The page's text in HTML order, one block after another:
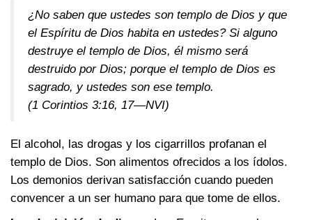
¿No saben que ustedes son templo de Dios y que
el Espíritu de Dios habita en ustedes? Si alguno
destruye el templo de Dios, él mismo será
destruido por Dios; porque el templo de Dios es
sagrado, y ustedes son ese templo.
(1 Corintios 3:16, 17—NVI)
El alcohol, las drogas y los cigarrillos profanan el
templo de Dios. Son alimentos ofrecidos a los ídolos.
Los demonios derivan satisfacción cuando pueden
convencer a un ser humano para que tome de ellos.